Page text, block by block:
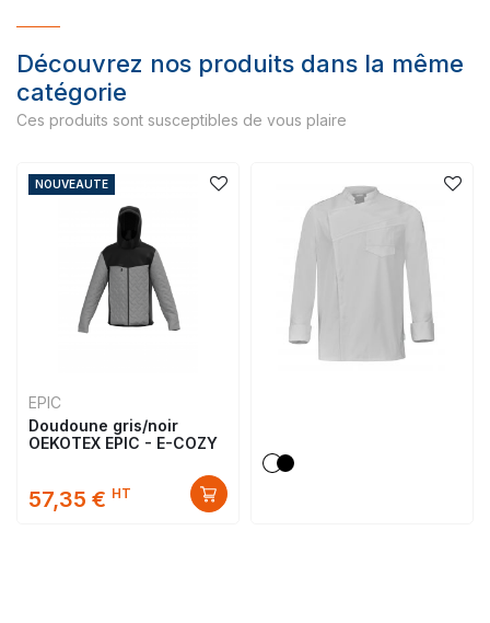
Découvrez nos produits dans la même
catégorie
Ces produits sont susceptibles de vous plaire
NOUVEAUTE
EPIC
Doudoune gris/noir
OEKOTEX EPIC - E-COZY
57,35 € HT